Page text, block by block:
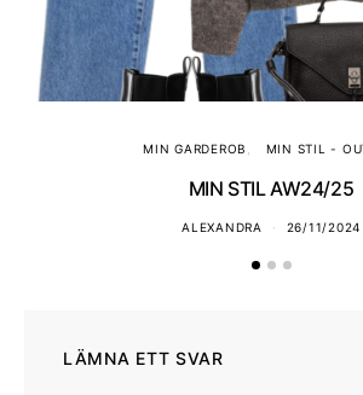
MIN GARDEROB MIN STIL -
MIN STIL AW24/25
ALEXANDRA 26/11/2024
LÄMNA ETT SVAR